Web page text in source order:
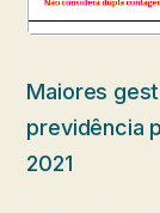
Maiores
previdência
2021